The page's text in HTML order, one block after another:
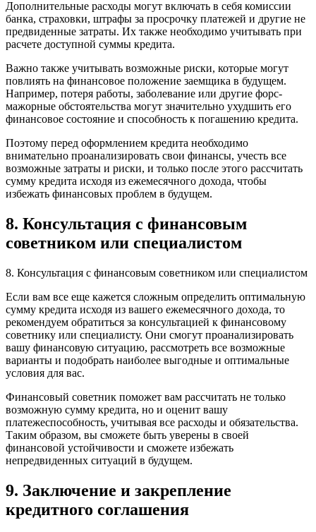
Дополнительные расходы могут включать в себя комиссии
банка, страховки, штрафы за просрочку платежей и другие не
предвиденные затраты. Их также необходимо учитывать при
расчете доступной суммы кредита.
Важно также учитывать возможные риски, которые могут
повлиять на финансовое положение заемщика в будущем.
Например, потеря работы, заболевание или другие форс-
мажорные обстоятельства могут значительно ухудшить его
финансовое состояние и способность к погашению кредита.
Поэтому перед оформлением кредита необходимо
внимательно проанализировать свои финансы, учесть все
возможные затраты и риски, и только после этого рассчитать
сумму кредита исходя из ежемесячного дохода, чтобы
избежать финансовых проблем в будущем.
8. Консультация с финансовым
советником или специалистом
8. Консультация с финансовым советником или специалистом
Если вам все еще кажется сложным определить оптимальную
сумму кредита исходя из вашего ежемесячного дохода, то
рекомендуем обратиться за консультацией к финансовому
советнику или специалисту. Они смогут проанализировать
вашу финансовую ситуацию, рассмотреть все возможные
варианты и подобрать наиболее выгодные и оптимальные
условия для вас.
Финансовый советник поможет вам рассчитать не только
возможную сумму кредита, но и оценит вашу
платежеспособность, учитывая все расходы и обязательства.
Таким образом, вы сможете быть уверены в своей
финансовой устойчивости и сможете избежать
непредвиденных ситуаций в будущем.
9. Заключение и закрепление
кредитного соглашения